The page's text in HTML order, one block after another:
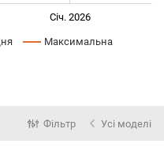
Січ. 2026
Максимальна
Фільтр Усі моделі